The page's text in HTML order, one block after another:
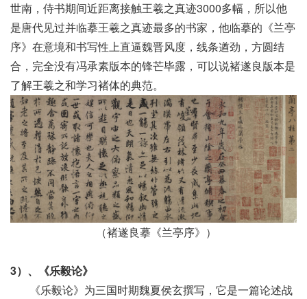
世南，侍书期间近距离接触王羲之真迹3000多幅，所以他
是唐代见过并临摹王羲之真迹最多的书家，他临摹的《兰亭
序》在意境和书写性上直逼魏晋风度，线条遒劲，方圆结
合，完全没有冯承素版本的锋芒毕露，可以说褚遂良版本是
了解王羲之和学习褚体的典范。
（褚遂良摹《兰亭序》）
3）、《乐毅论》
《乐毅论》为三国时期魏夏侯玄撰写，它是一篇论述战